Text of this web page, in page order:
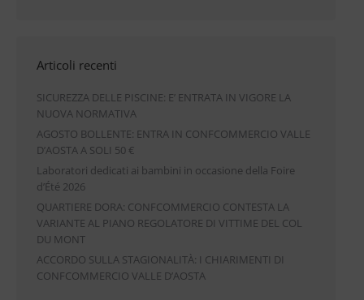
Articoli recenti
SICUREZZA DELLE PISCINE: E’ ENTRATA IN VIGORE LA
NUOVA NORMATIVA
AGOSTO BOLLENTE: ENTRA IN CONFCOMMERCIO VALLE
D’AOSTA A SOLI 50 €
Laboratori dedicati ai bambini in occasione della Foire
d’Été 2026
QUARTIERE DORA: CONFCOMMERCIO CONTESTA LA
VARIANTE AL PIANO REGOLATORE DI VITTIME DEL COL
DU MONT
ACCORDO SULLA STAGIONALITÀ: I CHIARIMENTI DI
CONFCOMMERCIO VALLE D’AOSTA